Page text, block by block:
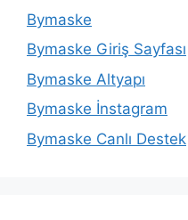
Bymaske
Bymaske Giriş Sayfası
Bymaske Altyapı
Bymaske İnstagram
Bymaske Canlı Destek